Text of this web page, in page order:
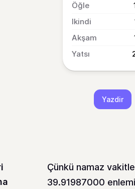
Yazdir
Çünkü namaz
39.91987000